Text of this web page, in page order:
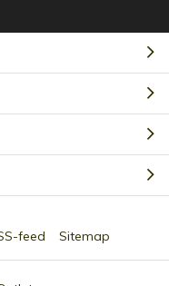
feed Sitemap